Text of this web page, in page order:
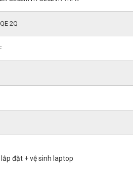
2Q
đặt + vệ sinh laptop